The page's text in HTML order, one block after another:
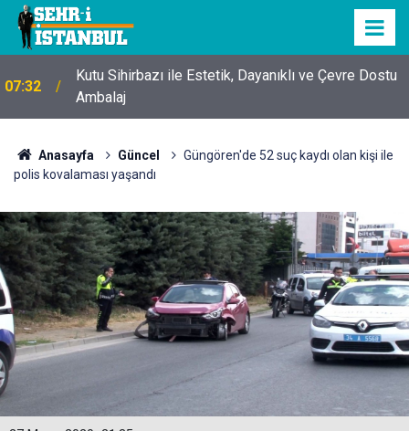
07:32
Kutu Sihirbazı ile Estetik, Dayanıklı ve Çevre Dostu
Ambalaj
Anasayfa Güncel
Güngören'de 52 suç kaydı olan kişi ile
polis kovalaması yaşandı